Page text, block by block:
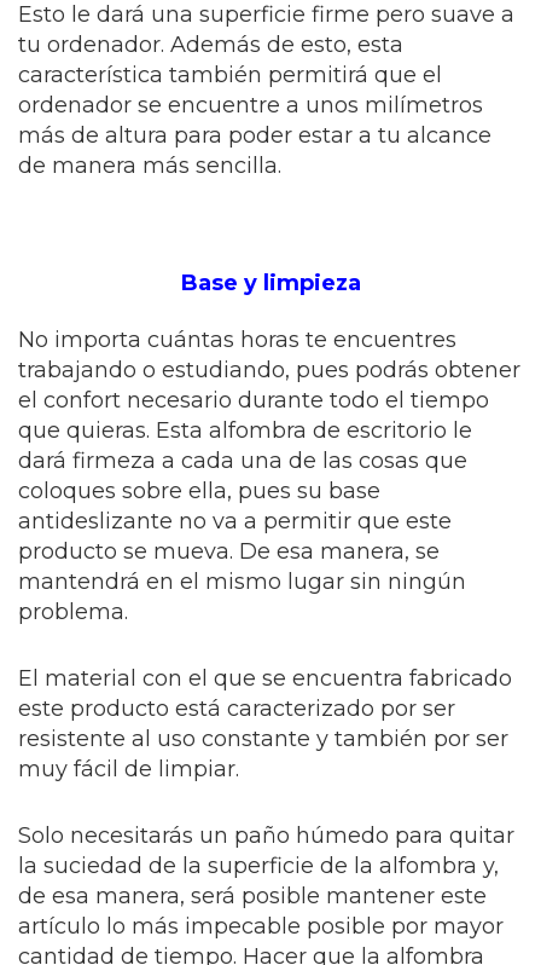
Esto le dará una superficie firme pero suave a
tu ordenador. Además de esto, esta
característica también permitirá que el
ordenador se encuentre a unos milímetros
más de altura para poder estar a tu alcance
de manera más sencilla.
Base y limpieza
No importa cuántas horas te encuentres
trabajando o estudiando, pues podrás obtener
el confort necesario durante todo el tiempo
que quieras. Esta alfombra de escritorio le
dará firmeza a cada una de las cosas que
coloques sobre ella, pues su base
antideslizante no va a permitir que este
producto se mueva. De esa manera, se
mantendrá en el mismo lugar sin ningún
problema.
El material con el que se encuentra fabricado
este producto está caracterizado por ser
resistente al uso constante y también por ser
muy fácil de limpiar.
Solo necesitarás un paño húmedo para quitar
la suciedad de la superficie de la alfombra y,
de esa manera, será posible mantener este
artículo lo más impecable posible por mayor
cantidad de tiempo. Hacer que la alfombra